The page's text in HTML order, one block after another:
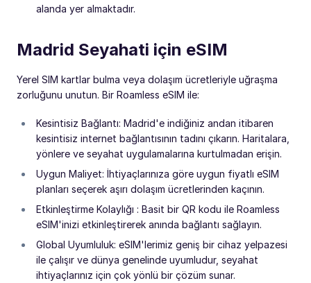
alanda yer almaktadır.
Madrid Seyahati için eSIM
Yerel SIM kartlar bulma veya dolaşım ücretleriyle uğraşma
zorluğunu unutun. Bir Roamless eSIM ile:
Kesintisiz Bağlantı: Madrid'e indiğiniz andan itibaren
kesintisiz internet bağlantısının tadını çıkarın. Haritalara,
yönlere ve seyahat uygulamalarına kurtulmadan erişin.
Uygun Maliyet: İhtiyaçlarınıza göre uygun fiyatlı eSIM
planları seçerek aşırı dolaşım ücretlerinden kaçının.
Etkinleştirme Kolaylığı : Basit bir QR kodu ile Roamless
eSIM'inizi etkinleştirerek anında bağlantı sağlayın.
Global Uyumluluk: eSIM'lerimiz geniş bir cihaz yelpazesi
ile çalışır ve dünya genelinde uyumludur, seyahat
ihtiyaçlarınız için çok yönlü bir çözüm sunar.